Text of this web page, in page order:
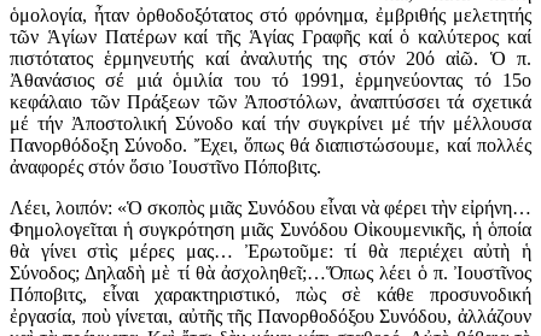
ὁμολογία, ἦταν ὀρθοδοξότατος στό φρόνημα, ἐμβριθής μελετητής
τῶν Ἁγίων Πατέρων καί τῆς Ἁγίας Γραφῆς καί ὁ καλύτερος καί
πιστότατος ἑρμηνευτής καί ἀναλυτής της στόν 20ό αἰῶ. Ὁ π.
Ἀθανάσιος σέ μιά ὁμιλία του τό 1991, ἑρμηνεύοντας τό 15ο
κεφάλαιο τῶν Πράξεων τῶν Ἀποστόλων, ἀναπτύσσει τά σχετικά
μέ τήν Ἀποστολική Σύνοδο καί τήν συγκρίνει μέ τήν μέλλουσα
Πανορθόδοξη Σύνοδο. Ἔχει, ὅπως θά διαπιστώσουμε, καί πολλές
ἀναφορές στόν ὅσιο Ἰουστῖνο Πόποβιτς.
Λέει, λοιπόν: «Ὁ σκοπὸς μιᾶς Συνόδου εἶναι νὰ φέρει τὴν εἰρήνη…
Φημολογεῖται ἡ συγκρότηση μιᾶς Συνόδου Οἰκουμενικῆς, ἡ ὁποία
θὰ γίνει στὶς μέρες μας… Ἐρωτοῦμε: τί θὰ περιέχει αὐτὴ ἡ
Σύνοδος; Δηλαδὴ μὲ τί θὰ ἀσχοληθεῖ;…Ὅπως λέει ὁ π. Ἰουστῖνος
Πόποβιτς, εἶναι χαρακτηριστικό, πὼς σὲ κάθε προσυνοδική
ἐργασία, ποὺ γίνεται, αὐτῆς τῆς Πανορθοδόξου Συνόδου, ἀλλάζουν